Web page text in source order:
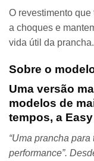
O revestimento
a choques e
vida útil da prancha.
Sobre o
Uma versão
modelos de
tempos, a
“Uma prancha
performance”.